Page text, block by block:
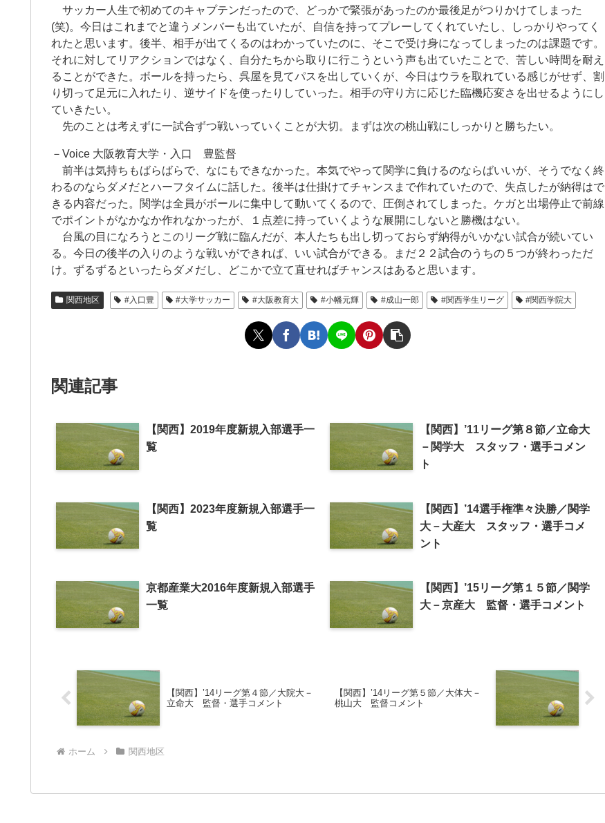
サッカー人生で初めてのキャプテンだったので、どっかで緊張があったのか最後足がつりかけてしまった
(笑)。今日はこれまでと違うメンバーも出ていたが、自信を持ってプレーしてくれていたし、しっかりやってく
れたと思います。後半、相手が出てくるのはわかっていたのに、そこで受け身になってしまったのは課題です。
それに対してリアクションではなく、自分たちから取りに行こうという声も出ていたことで、苦しい時間を耐え
ることができた。ボールを持ったら、呉屋を見てパスを出していくが、今日はウラを取れている感じがせず、割
り切って足元に入れたり、逆サイドを使ったりしていった。相手の守り方に応じた臨機応変さを出せるようにし
ていきたい。
先のことは考えずに一試合ずつ戦いっていくことが大切。まずは次の桃山戦にしっかりと勝ちたい。
－Voice 大阪教育大学・入口 豊監督
前半は気持ちもばらばらで、なにもできなかった。本気でやって関学に負けるのならばいいが、そうでなく終
わるのならダメだとハーフタイムに話した。後半は仕掛けてチャンスまで作れていたので、失点したが納得はで
きる内容だった。関学は全員がボールに集中して動いてくるので、圧倒されてしまった。ケガと出場停止で前線
でポイントがなかなか作れなかったが、１点差に持っていくような展開にしないと勝機はない。
台風の目になろうとこのリーグ戦に臨んだが、本人たちも出し切っておらず納得がいかない試合が続いてい
る。今日の後半の入りのような戦いができれば、いい試合ができる。まだ２２試合のうちの５つが終わっただ
け。ずるずるといったらダメだし、どこかで立て直せればチャンスはあると思います。
関西地区 #入口豊 #大学サッカー #大阪教育大 #小幡元輝 #成山一郎 #関西学生リーグ #関西学院大
関連記事
【関西】2019年度新規入部選手一
覧
【関西】’11リーグ第８節／立命大
－関学大 スタッフ・選手コメン
ト
【関西】2023年度新規入部選手一
覧
【関西】’14選手権準々決勝／関学
大－大産大 スタッフ・選手コメ
ント
京都産業大2016年度新規入部選手
一覧
【関西】’15リーグ第１５節／関学
大－京産大 監督・選手コメント
【関西】’14リーグ第４節／大院大－
立命大 監督・選手コメント
【関西】’14リーグ第５節／大体大－
桃山大 監督コメント
ホーム 関西地区